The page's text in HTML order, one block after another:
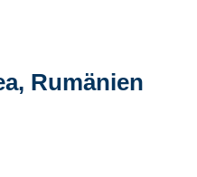
Rumänien